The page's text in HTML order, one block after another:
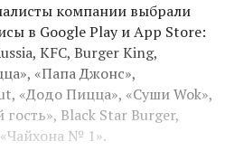
компании выбрали
в Google Play и App Store:
KFC, Burger King,
«Папа Джонс»,
«Додо Пицца», «Суши Wok»,
Black Star Burger,
№ 1».